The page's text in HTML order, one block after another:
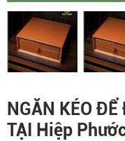
NGĂN KÉO
TẠI Hiệp